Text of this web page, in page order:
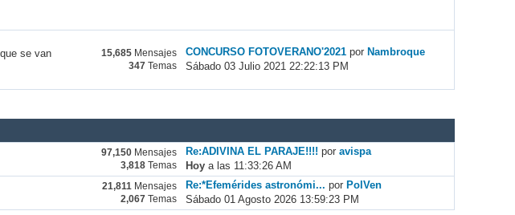
se van
15,685 Mensajes
347
Temas
CONCURSO FOTOVERANO'2021 por Nambroque
Sábado 03 Julio 2021 22:22:13 PM
97,150 Mensajes
3,818 Temas
Re:ADIVINA EL PARAJE!!!! poravispa
Hoy a las 11:33:26 AM
21,811 Mensajes
2,067
Temas
Re:*Efemérides astronómi... por PolVen
Sábado 01 Agosto 2026 13:59:23 PM